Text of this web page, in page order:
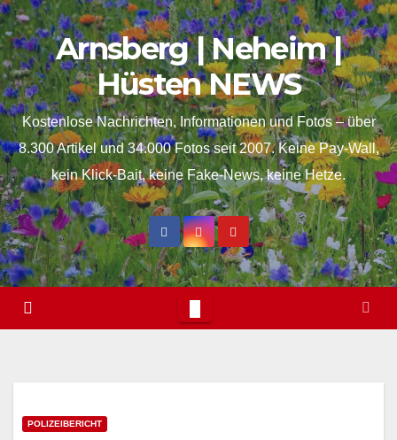
springen
Skip
to
content
Arnsberg | Neheim |
Hüsten NEWS
Kostenlose Nachrichten, Informationen und Fotos – über
8.300 Artikel und 34.000 Fotos seit 2007. Keine Pay-Wall,
kein Klick-Bait, keine Fake-News, keine Hetze.
POLIZEIBERICHT